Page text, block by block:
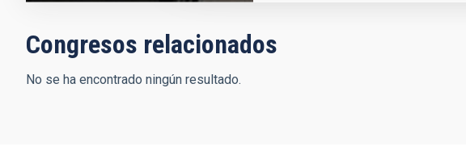
Congresos relacionados
No se ha encontrado ningún resultado.